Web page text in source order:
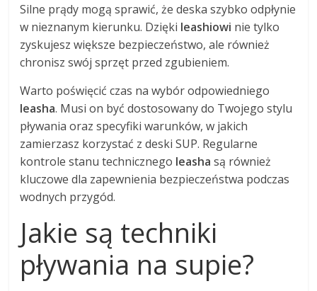
Silne prądy mogą sprawić, że deska szybko odpłynie
w nieznanym kierunku. Dzięki leashiowi nie tylko
zyskujesz większe bezpieczeństwo, ale również
chronisz swój sprzęt przed zgubieniem.
Warto poświęcić czas na wybór odpowiedniego
leasha. Musi on być dostosowany do Twojego stylu
pływania oraz specyfiki warunków, w jakich
zamierzasz korzystać z deski SUP. Regularne
kontrole stanu technicznego leasha są również
kluczowe dla zapewnienia bezpieczeństwa podczas
wodnych przygód.
Jakie są techniki
pływania na supie?